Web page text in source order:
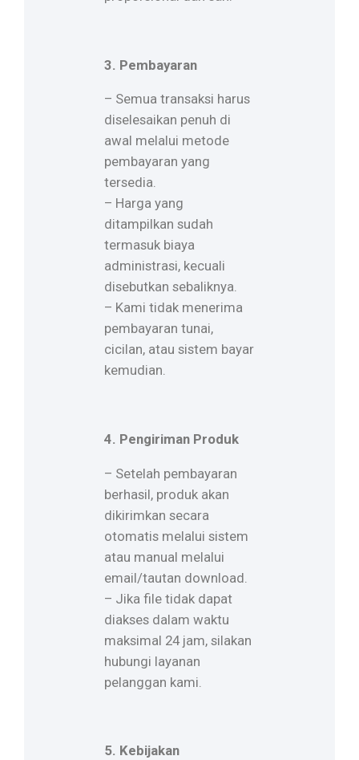
3. Pembayaran
– Semua transaksi harus
diselesaikan penuh di
awal melalui metode
pembayaran yang
tersedia.
– Harga yang
ditampilkan sudah
termasuk biaya
administrasi, kecuali
disebutkan sebaliknya.
– Kami tidak menerima
pembayaran tunai,
cicilan, atau sistem bayar
kemudian.
4. Pengiriman Produk
– Setelah pembayaran
berhasil, produk akan
dikirimkan secara
otomatis melalui sistem
atau manual melalui
email/tautan download.
– Jika file tidak dapat
diakses dalam waktu
maksimal 24 jam, silakan
hubungi layanan
pelanggan kami.
5. Kebijakan